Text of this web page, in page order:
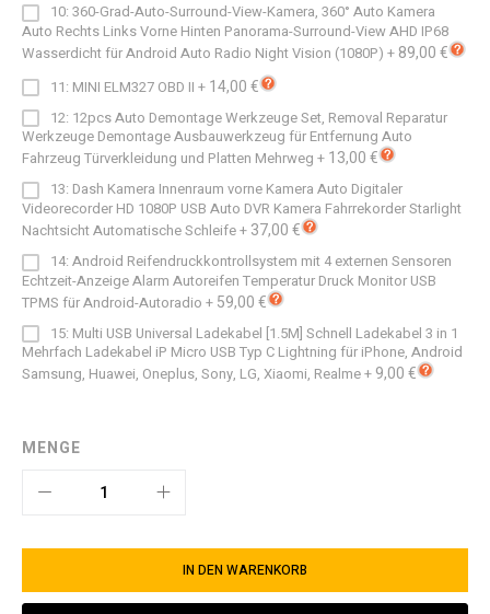
10: 360-Grad-Auto-Surround-View-Kamera, 360° Auto Kamera
Auto Rechts Links Vorne Hinten Panorama-Surround-View AHD IP68
Wasserdicht für Android Auto Radio Night Vision (1080P) + 89,00 €
11: MINI ELM327 OBD II + 14,00 €
12: 12pcs Auto Demontage Werkzeuge Set, Removal Reparatur
Werkzeuge Demontage Ausbauwerkzeug für Entfernung Auto
Fahrzeug Türverkleidung und Platten Mehrweg + 13,00 €
13: Dash Kamera Innenraum vorne Kamera Auto Digitaler
Videorecorder HD 1080P USB Auto DVR Kamera Fahrrekorder Starlight
Nachtsicht Automatische Schleife+ 37,00 €
14: Android Reifendruckkontrollsystem mit 4 externen Sensoren
Echtzeit-Anzeige Alarm Autoreifen Temperatur Druck Monitor USB
TPMS für Android-Autoradio + 59,00 €
15: Multi USB Universal Ladekabel [1.5M] Schnell Ladekabel 3 in 1
Mehrfach Ladekabel iP Micro USB Typ C Lightning für iPhone, Android
Samsung, Huawei, Oneplus, Sony, LG, Xiaomi, Realme+ 9,00 €
MENGE
IN DEN WARENKORB